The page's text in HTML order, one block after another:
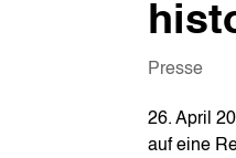
Presse
26. April
auf eine